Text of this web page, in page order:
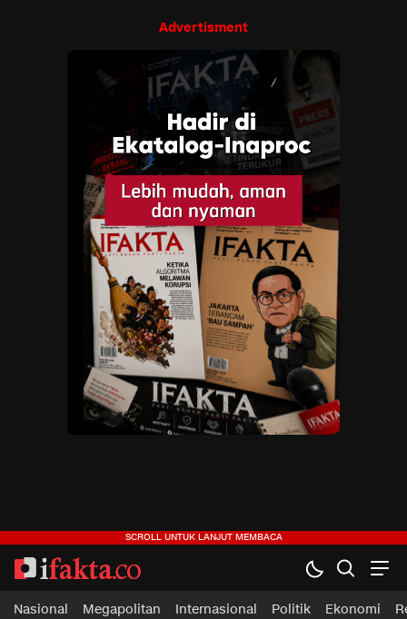
Advertisment
ifakta.co
#pastibenar
Nasional Megapolitan Internasional Politik Ekonomi